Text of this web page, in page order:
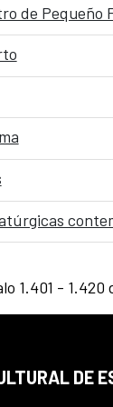
de Pequeño
1.401 - 1.420
DE